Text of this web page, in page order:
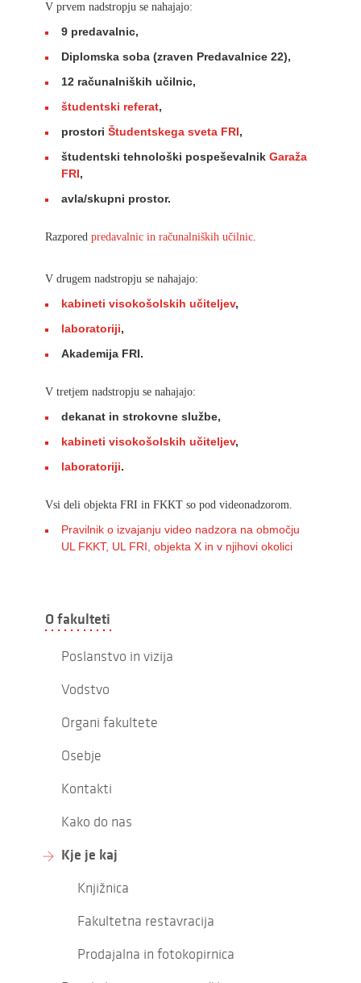
V prvem nadstropju se nahajajo:
9 predavalnic,
Diplomska soba (zraven Predavalnice 22),
12 računalniških učilnic,
študentski referat,
prostori Študentskega sveta FRI,
študentski tehnološki pospeševalnik Garaža
FRI,
avla/skupni prostor.
Razpored predavalnic in računalniških učilnic.
V drugem nadstropju se nahajajo:
kabineti visokošolskih učiteljev,
laboratoriji,
Akademija FRI.
V tretjem nadstropju se nahajajo:
dekanat in strokovne službe,
kabineti visokošolskih učiteljev,
laboratoriji.
Vsi deli objekta FRI in FKKT so pod videonadzorom.
Pravilnik o izvajanju video nadzora na območju
UL FKKT, UL FRI, objekta X in v njihovi okolici
O fakulteti
Poslanstvo in vizija
Vodstvo
Organi fakultete
Osebje
Kontakti
Kako do nas
Kje je kaj
Knjižnica
Fakultetna restavracija
Prodajalna in fotokopirnica